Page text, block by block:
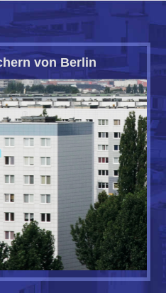
von Berlin